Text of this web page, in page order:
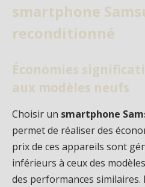
smartphone
reconditionné
Économies
aux modèles neufs
Choisir un smartphone
permet de réaliser des
prix de ces appareils sont
inférieurs à ceux des
des performances similaires.